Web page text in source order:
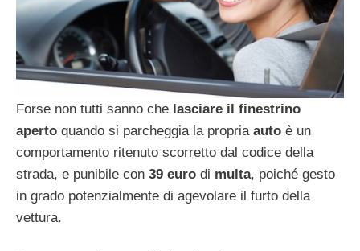
Forse non tutti sanno che lasciare il finestrino
aperto quando si parcheggia la propria auto è un
comportamento ritenuto scorretto dal codice della
strada, e punibile con 39 euro di multa, poiché gesto
in grado potenzialmente di agevolare il furto della
vettura.